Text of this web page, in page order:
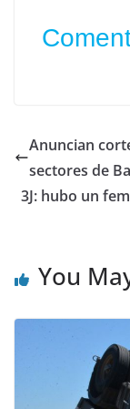
Anuncian
sectores de
3J: hubo un
You